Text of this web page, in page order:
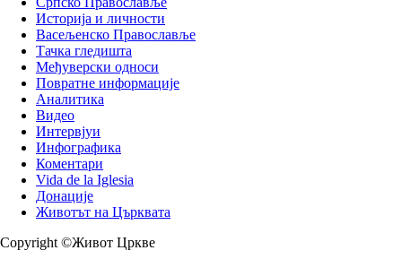
Историја и личности
Васељенско Православље
Тачка гледишта
Међуверски односи
Повратне информације
Аналитика
Видео
Интервјуи
Инфографика
Коментари
Vida de la Iglesia
Донације
Животът на Църквата
Copyright ©Живот Цркве